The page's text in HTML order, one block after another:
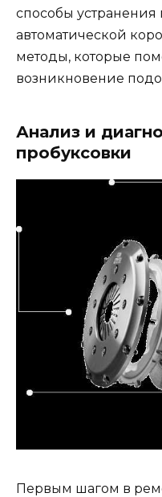
способы устранения
автоматической
методы, которые
возникновение
Анализ и
пробуксовки
Первым шагом в